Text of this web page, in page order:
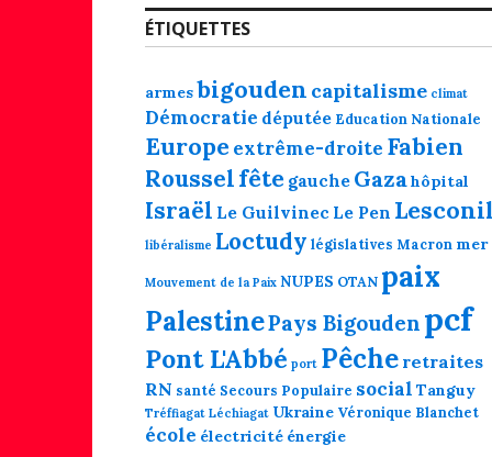
ÉTIQUETTES
armesbigouden capitalisme climat
Démocratie députée Education Nationale
Europe extrême-droite Fabien
Rousselfête gauche Gazahôpital
Israël Le Guilvinec Le Pen Lesconil
libéralisme Loctudy législatives Macron mer
Mouvement de la Paix NUPES OTAN paix
PalestinePays Bigouden pcf
Pont L'Abbé port Pêche retraites
RN santé Secours Populaire social Tanguy
Tréffiagat Léchiagat Ukraine Véronique Blanchet
école électricité énergie